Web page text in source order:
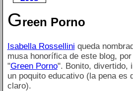
Green Porno
Isabella Rossellini queda
musa honorífica de este blog,
"Green Porno". Bonito, divertido,
un poquito educativo (la pena es
claro).